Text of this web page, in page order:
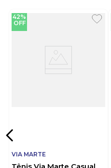
42%
OFF
VIA MARTE
Tênis Via Marte Casual